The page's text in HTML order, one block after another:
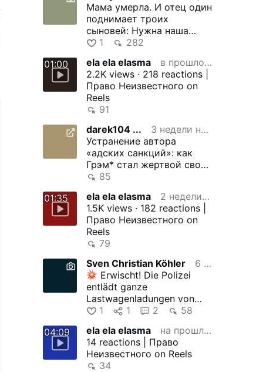
Мама умерла. И отец один
поднимает троих
сыновей: Нужна наша
помощь
1
282
01:00
ela ela elasma
в прошлом месяце
2.2K views · 218 reactions |
Право Неизвестного on
Reels
91
darek104 ...
3 недели назад
Устранение автора
«адских санкций»: как
Грэм* стал жертвой своей
же игры
85
01:35
ela ela elasma
2 недели назад
1.5K views · 182 reactions |
Право Неизвестного on
Reels
79
Sven Christian Köhler
6 дня назад
Erwischt! Die Polizei
entlädt ganze
Lastwagenladungen von
Männern im Militäralter, um
1 1 2
58
04:09
ela ela elasma
на прошлой неделе
14 reactions | Право
Неизвестного on Reels
34